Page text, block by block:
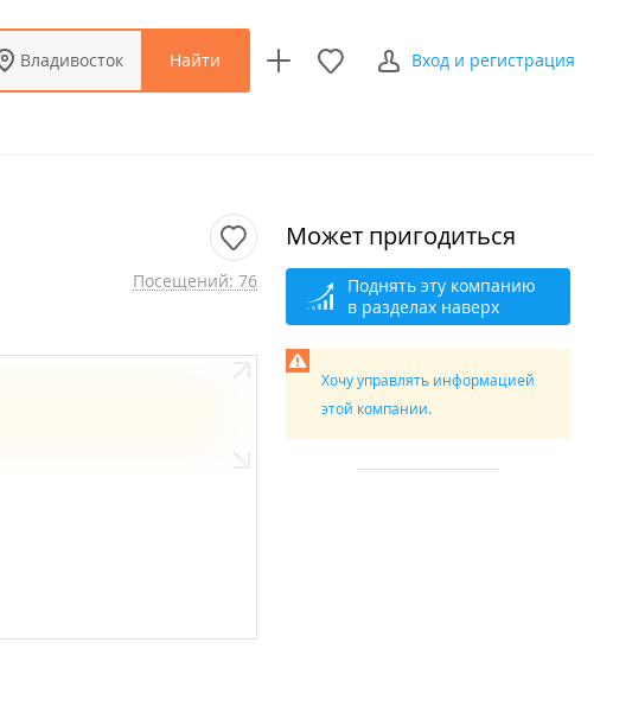
Владивосток Найти Вход и регистрация
Посещений: 76
Может пригодиться
Поднять эту компанию
в разделах наверх
Хочу управлять информацией
этой компании.